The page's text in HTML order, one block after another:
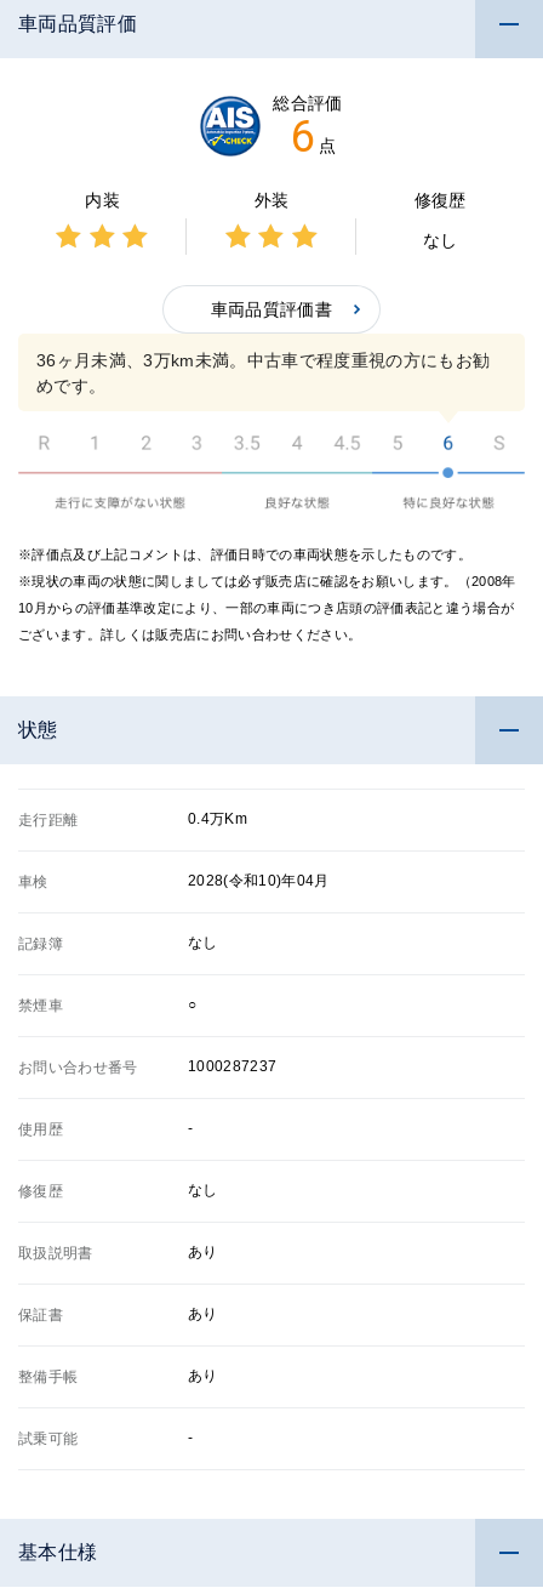
車両品質評価
総合評価
6 点
内装 外装
3点の
評価
修復歴
なし
車両品質評価書
36ヶ月未満、3万km未満。中古車で程度重視の方にもお勧
めです。
※評価点及び上記コメントは、評価日時での車両状態を示したものです。
※現状の車両の状態に関しましては必ず販売店に確認をお願いします。（2008年
10月からの評価基準改定により、一部の車両につき店頭の評価表記と違う場合が
ございます。詳しくは販売店にお問い合わせください。
状態
走行距離 0.4万Km
車検 2028(令和10)年04月
記録簿 なし
禁煙車 ○
お問い合わせ番号 1000287237
使用歴 -
修復歴 なし
取扱説明書 あり
保証書 あり
整備手帳 あり
試乗可能 -
基本仕様